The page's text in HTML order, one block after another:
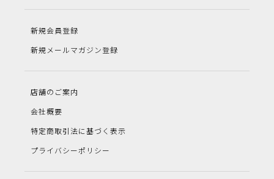
新規会員登録
新規メールマガジン登録
店舗のご案内
会社概要
特定商取引法に基づく表示
プライバシーポリシー